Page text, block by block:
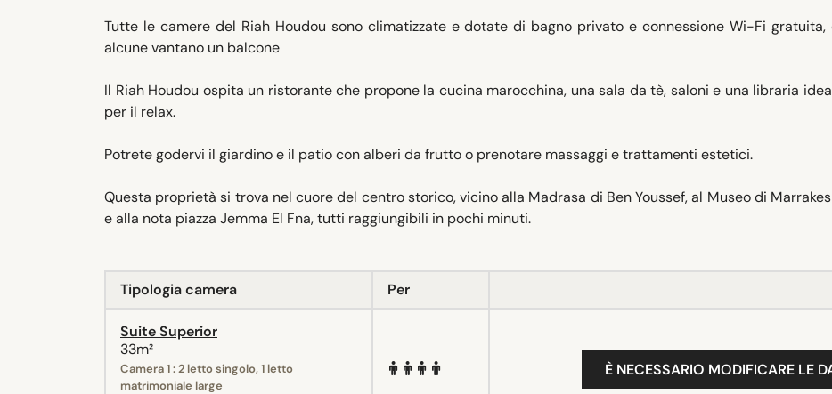
Tutte le camere del Riah Houdou sono climatizzate e dotate di bagno privato e connessione Wi-Fi gratuita,
alcune vantano un balcone
Il Riah Houdou ospita un ristorante che propone la cucina marocchina, una sala da tè, saloni e una libraria
per il relax.
Potrete godervi il giardino e il patio con alberi da frutto o prenotare massaggi e trattamenti estetici.
Questa proprietà si trova nel cuore del centro storico, vicino alla Madrasa di Ben Youssef, al Museo di
e alla nota piazza Jemma El Fna, tutti raggiungibili in pochi minuti.
Tipologia camera Per
Suite Superior
33m²
Camera 1 : 2 letto singolo, 1 letto
matrimoniale large
È NECESSARIO MODIFICARE LE